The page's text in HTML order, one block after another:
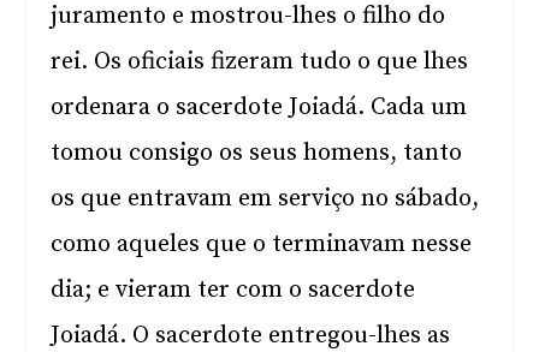
juramento e mostrou-lhes o filho do
rei. Os oficiais fizeram tudo o que lhes
ordenara o sacerdote Joiadá. Cada um
tomou consigo os seus homens, tanto
os que entravam em serviço no sábado,
como aqueles que o terminavam nesse
dia; e vieram ter com o sacerdote
Joiadá. O sacerdote entregou-lhes as